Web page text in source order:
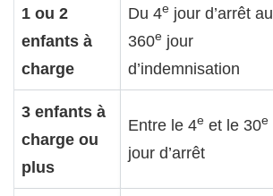
1 ou 2
enfants à
charge
Du 4e jour d’arrêt au
360e jour
d’indemnisation
3 enfants à
charge ou
plus
Entre le 4e et le 30e
jour d’arrêt